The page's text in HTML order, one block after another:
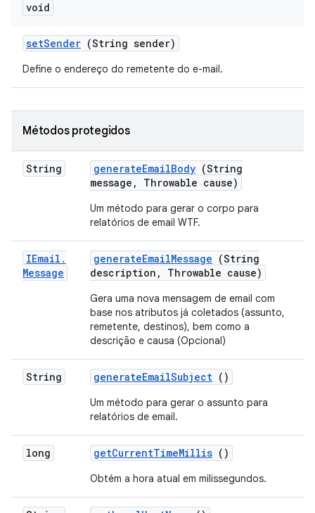
void
setSender (String sender)
Define o endereço do remetente do e-mail.
Métodos protegidos
String generateEmailBody (String
message , Throwable cause)
Um método para gerar o corpo para
relatórios de email WTF.
IEmail .
Message
generateEmailMessage (String
description , Throwable cause)
Gera uma nova mensagem de email com
base nos atributos já coletados (assunto,
remetente, destinos), bem como a
descrição e causa (Opcional)
String generateEmailSubject ()
Um método para gerar o assunto para
relatórios de email.
long getCurrentTimeMillis ()
Obtém a hora atual em milissegundos.